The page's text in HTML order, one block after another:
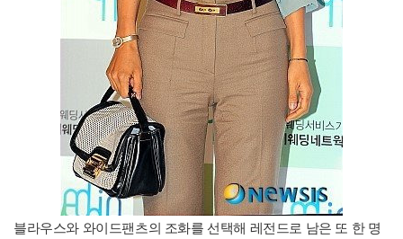
블라우스와 와이드팬츠의 조화를 선택해 레전드로 남은 또 한 명